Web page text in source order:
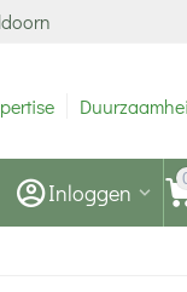
Inloggen